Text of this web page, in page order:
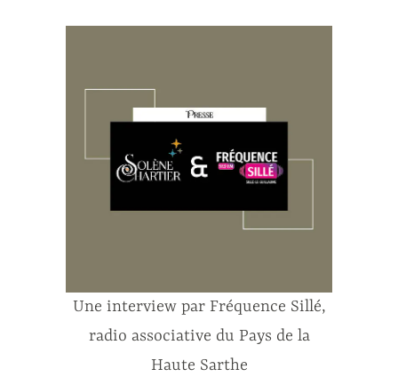
Une interview par Fréquence Sillé,
radio associative du Pays de la
Haute Sarthe